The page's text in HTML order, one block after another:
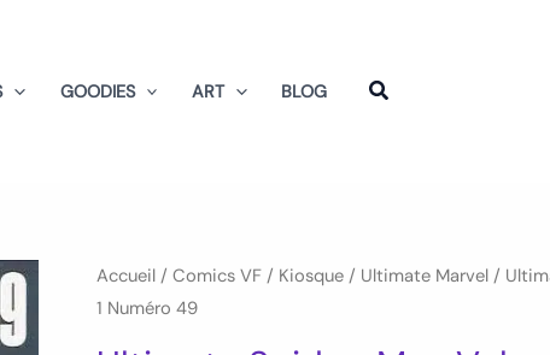
GOODIES ART BLOG
Accueil / Comics VF / Kiosque / Ultimate Marvel /
1 Numéro 49
Le
Le